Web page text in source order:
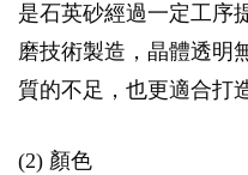
是石英砂經過一定工序
磨技術製造，晶體透明
質的不足，也更適合打
(2) 顏色